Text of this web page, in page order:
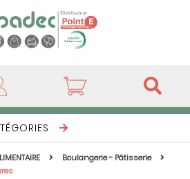
Boulangerie - Pâtisserie